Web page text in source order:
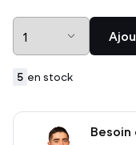
5 en stock
Besoin